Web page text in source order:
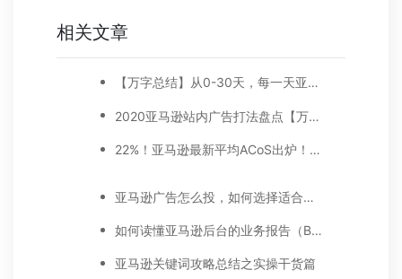
相关文章
【万字总结】从0-30天，每一天亚马逊广告打造技巧真实案例细节分享
2020亚马逊站内广告打法盘点【万字好文】
22%！亚马逊最新平均ACoS出炉！这三步做好，ACoS优化差不了！
亚马逊广告怎么投，如何选择适合你的广告模式？
如何读懂亚马逊后台的业务报告（Business report)
亚马逊关键词攻略总结之实操干货篇